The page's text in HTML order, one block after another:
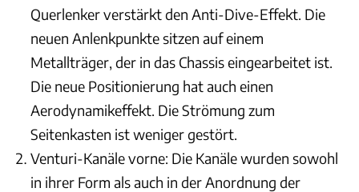
Querlenker verstärkt den Anti-Dive-Effekt. Die
neuen Anlenkpunkte sitzen auf einem
Metallträger, der in das Chassis eingearbeitet ist.
Die neue Positionierung hat auch einen
Aerodynamikeffekt. Die Strömung zum
Seitenkasten ist weniger gestört.
Venturi-Kanäle vorne: Die Kanäle wurden sowohl
in ihrer Form als auch in der Anordnung der